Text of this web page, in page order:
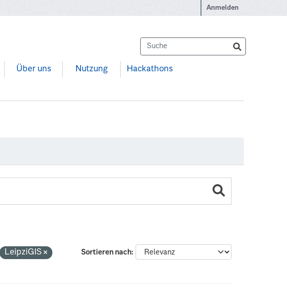
Anmelden
Über uns Nutzung Hackathons
Sortieren nach
LeipziGIS